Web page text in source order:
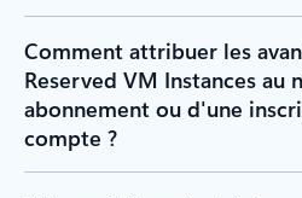
Comment attribuer les
Reserved VM Instances au
abonnement ou d'une
compte ?